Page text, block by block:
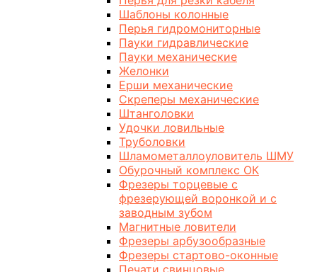
Шаблоны колонные
Перья гидромониторные
Пауки гидравлические
Пауки механические
Желонки
Ерши механические
Скреперы механические
Штанголовки
Удочки ловильные
Труболовки
Шламометаллоуловитель ШМУ
Обурочный комплекс ОК
Фрезеры торцевые с
фрезерующей воронкой и с
заводным зубом
Магнитные ловители
Фрезеры арбузообразные
Фрезеры стартово-оконные